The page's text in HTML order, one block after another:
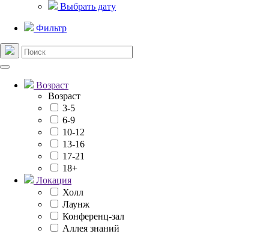
Выбрать дату
Фильтр
Возраст
Возраст
3-5
6-9
10-12
13-16
17-21
18+
Локация
Холл
Лаунж
Конференц-зал
Аллея знаний